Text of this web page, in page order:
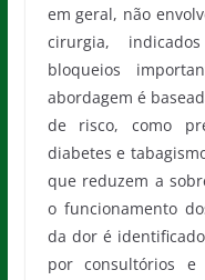
em geral, não
cirurgia,
bloqueios
abordagem é
de risco, como
diabetes e
que reduzem a
o funcionamento
da dor é
por consultórios